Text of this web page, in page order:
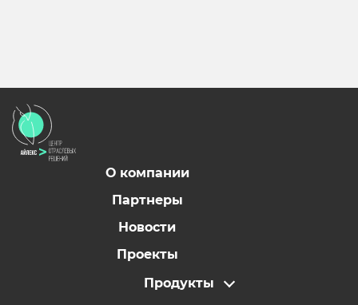
О компании
Партнеры
Новости
Проекты
Продукты